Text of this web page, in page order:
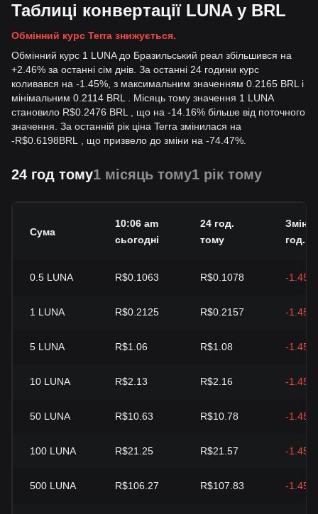
Таблиці конвертації LUNA у BRL
Обмінний курс Terra знижується.
Обмінний курс 1 LUNA до Бразильський реал збільшився на
+2.46% за останні сім днів. За останні 24 години курс
коливався на -1.45%, з максимальним значенням 0.2165 BRL і
мінімальним 0.2114 BRL . Місяць тому значення 1 LUNA
становило R$0.2476 BRL , що на -14.16% більше від поточного
значення. За останній рік ціна Terra змінилася на
-R$0.6198BRL , що призвело до зміни на -74.47%.
24 год тому1 місяць тому1 рік тому
Сума
10:06 am
сьогодні
24 год.
тому
Зміна
год.
0.5 LUNA R$0.1063 R$0.1078 -1.45%
1 LUNA R$0.2125 R$0.2157 -1.45%
5 LUNA R$1.06 R$1.08 -1.45%
10 LUNA R$2.13 R$2.16 -1.45%
50 LUNA R$10.63 R$10.78 -1.45%
100 LUNA R$21.25 R$21.57 -1.45%
500 LUNA R$106.27 R$107.83 -1.45%